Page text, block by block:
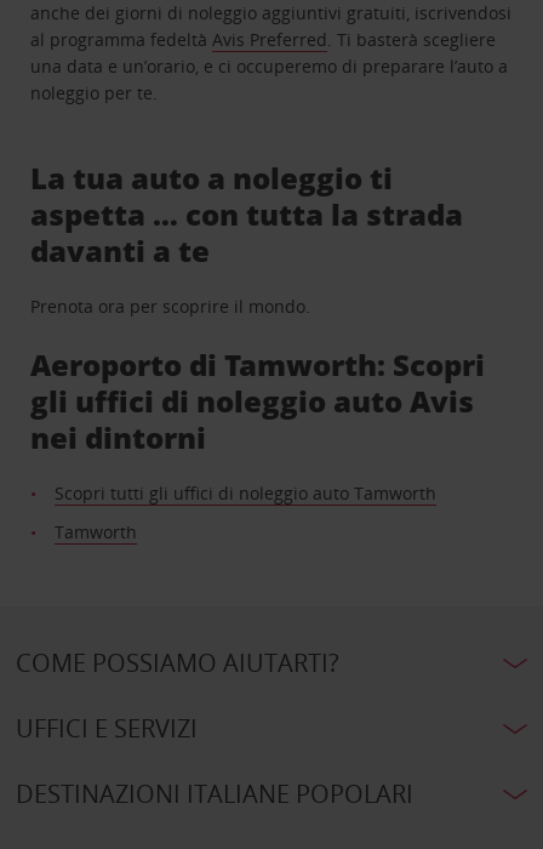
anche dei giorni di noleggio aggiuntivi gratuiti, iscrivendosi
al programma fedeltàAvis Preferred. Ti basterà scegliere
una data e un’orario, e ci occuperemo di preparare l’auto a
noleggio per te.
La tua auto a noleggio ti
aspetta … con tutta la strada
davanti a te
Prenota ora per scoprire il mondo.
Aeroporto di Tamworth: Scopri
gli uffici di noleggio auto Avis
nei dintorni
Scopri tutti gli uffici di noleggio auto Tamworth
Tamworth
COME POSSIAMO AIUTARTI?
UFFICI E SERVIZI
DESTINAZIONI ITALIANE POPOLARI